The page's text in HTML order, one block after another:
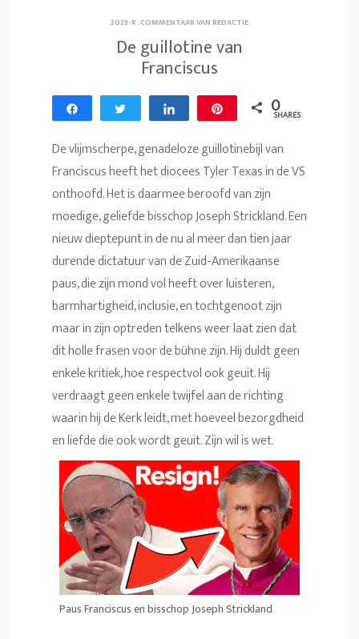
2023-R.COMMENTAAR VAN REDACTIE
De guillotine van
Franciscus
Share Tweet Share 0
SHARES
De vlijmscherpe, genadeloze guillotinebijl van
Franciscus heeft het diocees Tyler Texas in de VS
onthoofd. Het is daarmee beroofd van zijn
moedige, geliefde bisschop Joseph Strickland. Een
nieuw dieptepunt in de nu al meer dan tien jaar
durende dictatuur van de Zuid-Amerikaanse
paus, die zijn mond vol heeft over luisteren,
barmhartigheid, inclusie, en tochtgenoot zijn
maar in zijn optreden telkens weer laat zien dat
dit holle frasen voor de bühne zijn. Hij duldt geen
enkele kritiek, hoe respectvol ook geuit. Hij
verdraagt geen enkele twijfel aan de richting
waarin hij de Kerk leidt, met hoeveel bezorgdheid
en liefde die ook wordt geuit. Zijn wil is wet.
Paus Franciscus en bisschop Joseph Strickland